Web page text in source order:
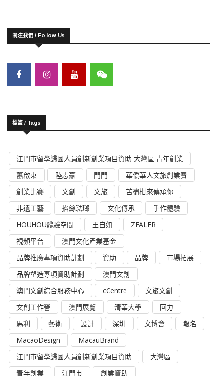
關注我們 / Follow Us
標簽 / Tags
江門市留學歸國人員創新創業項目資助 大灣區 青年創業
蕭啟東
陸志豪 門門
華僑華人文旅創業賽
創業比賽
文創 文旅
苦盡柑來傳承你
非遺工藝
掐絲琺瑯 文化傳承
手作體驗
HOUHOU體驗空間
王自如
ZEALER
視頻平台
澳門文化產業基金
品牌推廣專項資助計劃
資助 品牌
市場拓展
品牌塑造專項資助計劃
澳門文創
澳門文創綜合服務中心
cCentre
文旅文創
文創工作營
澳門展覽 清華大學
回力
馬利
藝術 設計 深圳 文博會
報名
MacaoDesign
MacauBrand
江門市留學歸國人員創新創業項目資助
大灣區
青年創業
江門市 創業資助